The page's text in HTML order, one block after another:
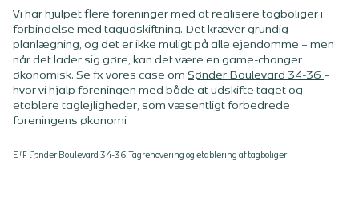
Vi har hjulpet flere foreninger med at realisere tagboliger i
forbindelse med tagudskiftning. Det kræver grundig
planlægning, og det er ikke muligt på alle ejendomme – men
når det lader sig gøre, kan det være en game-changer
økonomisk. Se fx vores case om Sønder Boulevard 34-36 –
hvor vi hjalp foreningen med både at udskifte taget og
etablere taglejligheder, som væsentligt forbedrede
foreningens økonomi.
E/F Sønder Boulevard 34-36: Tagrenovering og etablering af tagboliger